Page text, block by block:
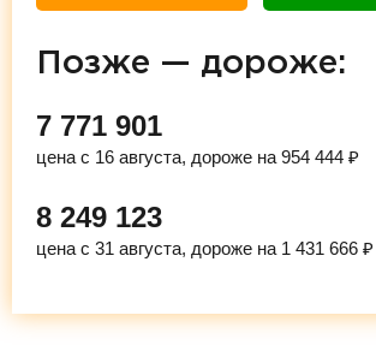
Позже — дороже:
7 771 901
цена с 16 августа, дороже на 954 444 ₽
8 249 123
цена с 31 августа, дороже на 1 431 666 ₽